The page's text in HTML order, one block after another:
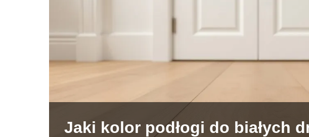
Jaki kolor podłogi do białych